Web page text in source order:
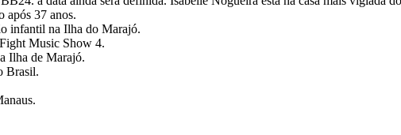
após 37 anos.
infantil na Ilha do Marajó.
Music Show 4.
Ilha de Marajó.
Brasil.